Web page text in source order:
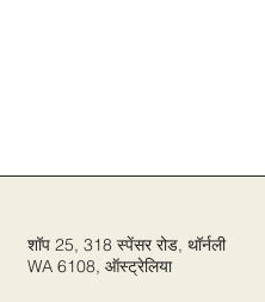
शॉप 25, 318 स्पेंसर रोड, थॉर्नली
WA 6108, ऑस्ट्रेलिया